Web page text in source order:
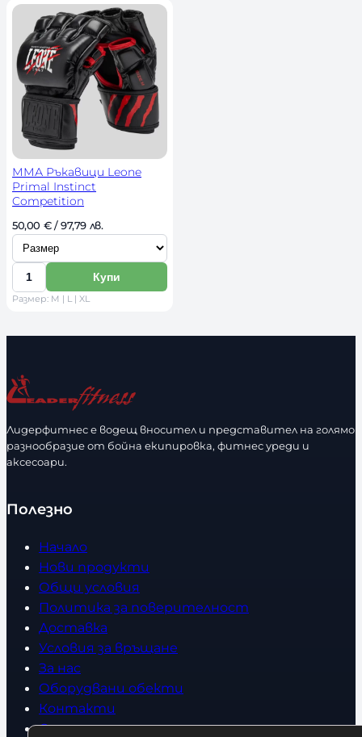
о
с
т
ММА Ръкавици Leone
Primal Instinct
Competition
50,00 € / 97,79 лв.
И
б
е
р
з
м
е
р
К
о
е
с
т
в
о
Купи
Размер: M | L | XL
Лидерфитнес е водещ вносител и представител на голямо
разнообразие от бойна екипировка, фитнес уреди и
аксесоари.
Полезно
Начало
Нови продукти
Общи условия
Политика за поверителност
Доставка
Условия за връщане
За нас
Оборудвани обекти
Контакти
Статии